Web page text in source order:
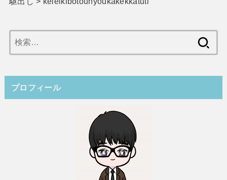
索:
プロフィール